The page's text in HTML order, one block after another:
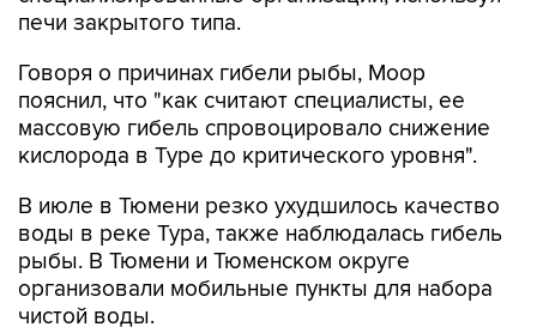
печи закрытого типа.
Говоря о причинах гибели рыбы, Моор
пояснил, что "как считают специалисты, ее
массовую гибель спровоцировало снижение
кислорода в Туре до критического уровня".
В июле в Тюмени резко ухудшилось качество
воды в реке Тура, также наблюдалась гибель
рыбы. В Тюмени и Тюменском округе
организовали мобильные пункты для набора
чистой воды.